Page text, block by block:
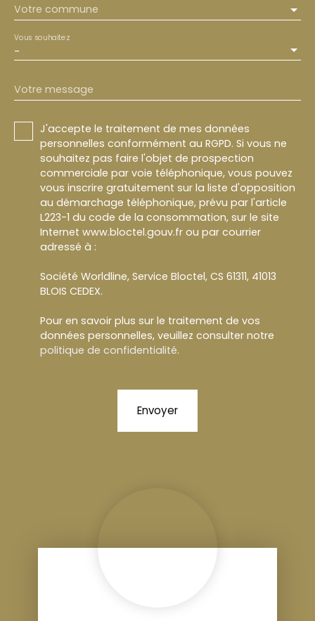
Votre commune
-
Vous souhaitez
Votre message
J'accepte le traitement de mes données
personnelles conformément au RGPD. Si vous ne
souhaitez pas faire l'objet de prospection
commerciale par voie téléphonique, vous pouvez
vous inscrire gratuitement sur la liste d'opposition
au démarchage téléphonique, prévu par l'article
L223-1 du code de la consommation, sur le site
Internet www.bloctel.gouv.fr ou par courrier
adressé à :
Société Worldline, Service Bloctel, CS 61311, 41013
BLOIS CEDEX.
Pour en savoir plus sur le traitement de vos
données personnelles, veuillez consulter notre
politique de confidentialité.
Envoyer